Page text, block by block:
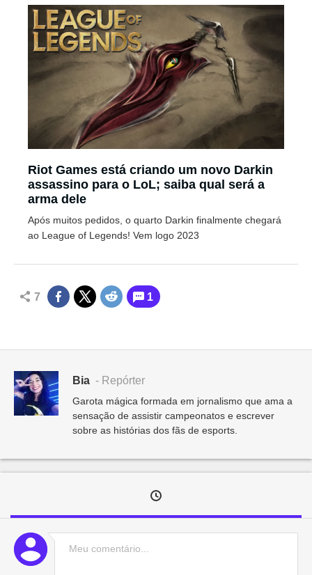
Riot Games está criando um novo Darkin
assassino para o LoL; saiba qual será a
arma dele
Após muitos pedidos, o quarto Darkin finalmente chegará
ao League of Legends! Vem logo 2023
7 1
Bia - Repórter
Garota mágica formada em jornalismo que ama a
sensação de assistir campeonatos e escrever
sobre as histórias dos fãs de esports.